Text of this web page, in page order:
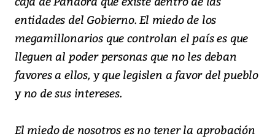
entidades del Gobierno. El miedo de los
megamillonarios que controlan el país es que
lleguen al poder personas que no les deban
favores a ellos, y que legislen a favor del pueblo
y no de sus intereses.
El miedo de nosotros es no tener la aprobación